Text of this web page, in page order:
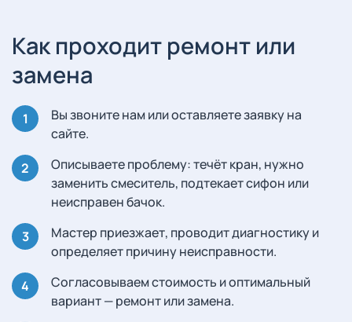
Как проходит ремонт или
замена
Вы звоните нам или оставляете заявку на
сайте.
Описываете проблему: течёт кран, нужно
заменить смеситель, подтекает сифон или
неисправен бачок.
Мастер приезжает, проводит диагностику и
определяет причину неисправности.
Согласовываем стоимость и оптимальный
вариант — ремонт или замена.